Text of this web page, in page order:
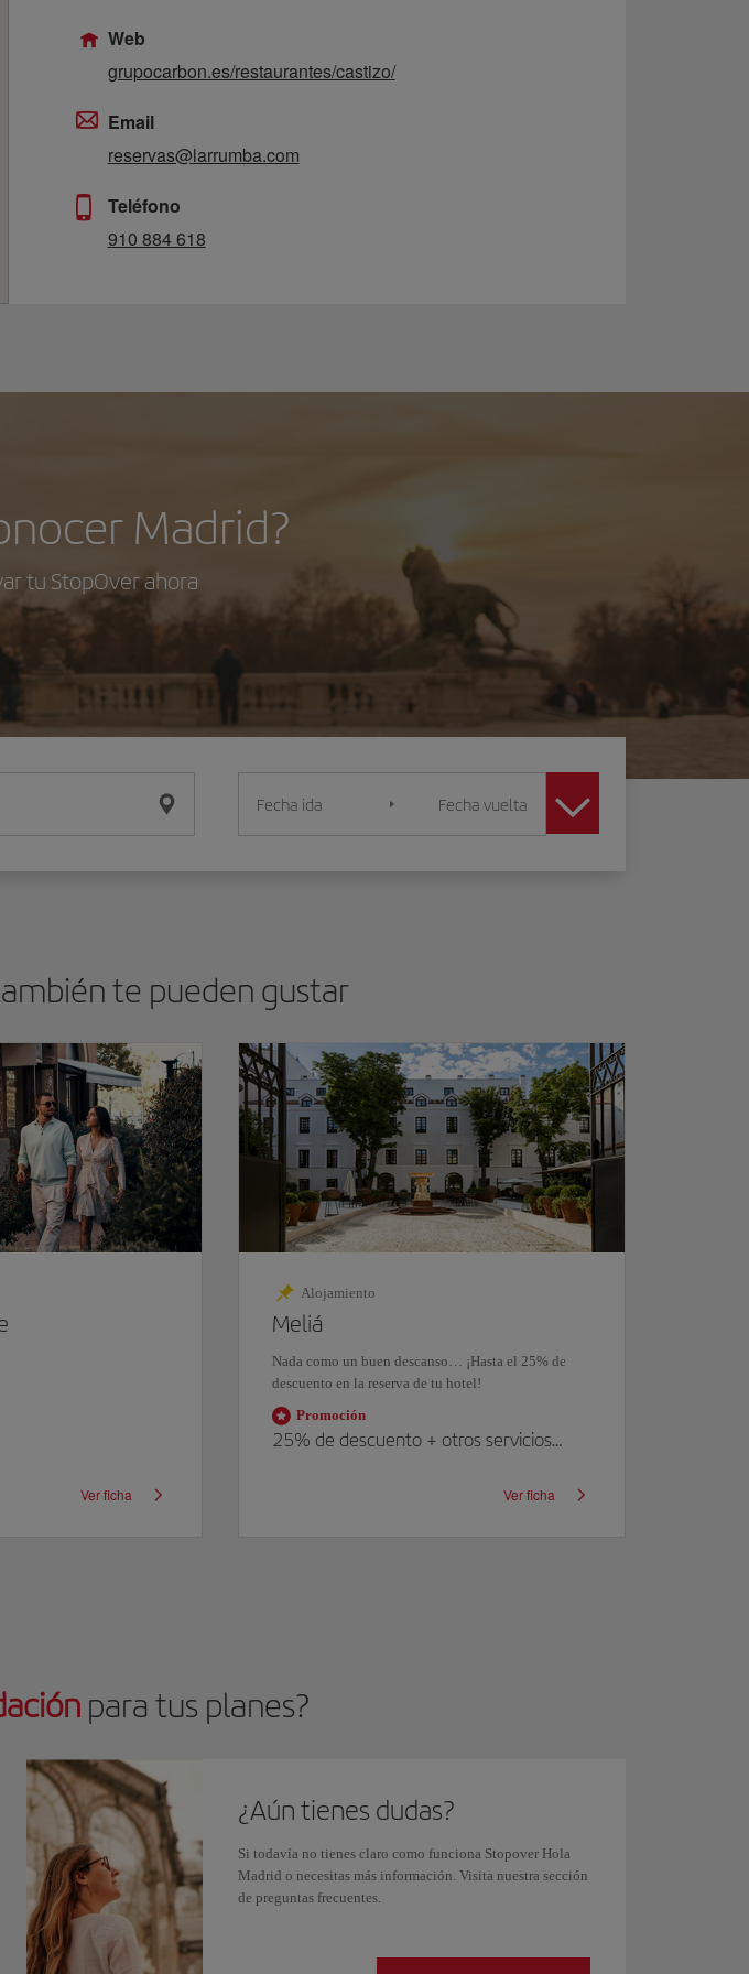
Web
grupocarbon.es/restaurantes/castizo/
Email
reservas@larrumba.com
Teléfono
910 884 618
Madrid?
tu StopOver ahora
Fecha ida Fecha vuelta
te pueden gustar
Ver ficha
Alojamiento
Meliá
Nada como un buen descanso… ¡Hasta el 25% de
descuento en la reserva de tu hotel!
Promoción
25% de descuento + otros servicios
Ver ficha
para tus planes?
¿Aún tienes dudas?
Si todavía no tienes claro como funciona Stopover Hola
Madrid o necesitas más información. Visita nuestra sección
de preguntas frecuentes.